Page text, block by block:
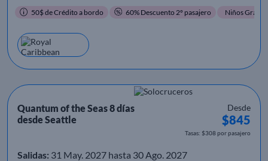
50$ de Crédito a bordo 60% Descuento 2º pasajero Niños Gratis
Quantum of the Seas 8 días
desde Seattle
Desde
$845
Tasas: $308 por pasajero
Salidas: 31 May. 2027 hasta 30 Ago. 2027